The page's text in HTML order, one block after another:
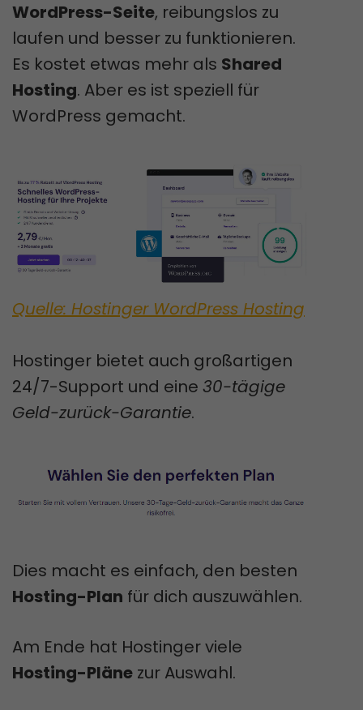
WordPress-Seite, reibungslos zu
laufen und besser zu funktionieren.
Es kostet etwas mehr als Shared
Hosting. Aber es ist speziell für
WordPress gemacht.
Quelle: Hostinger WordPress Hosting
Hostinger bietet auch großartigen
24/7-Support und eine 30-tägige
Geld-zurück-Garantie.
Dies macht es einfach, den besten
Hosting-Plan für dich auszuwählen.
Am Ende hat Hostinger viele
Hosting-Pläne zur Auswahl.